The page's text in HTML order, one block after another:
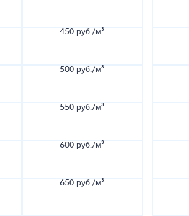
450 руб./м³
500 руб./м³
550 руб./м³
600 руб./м³
650 руб./м³